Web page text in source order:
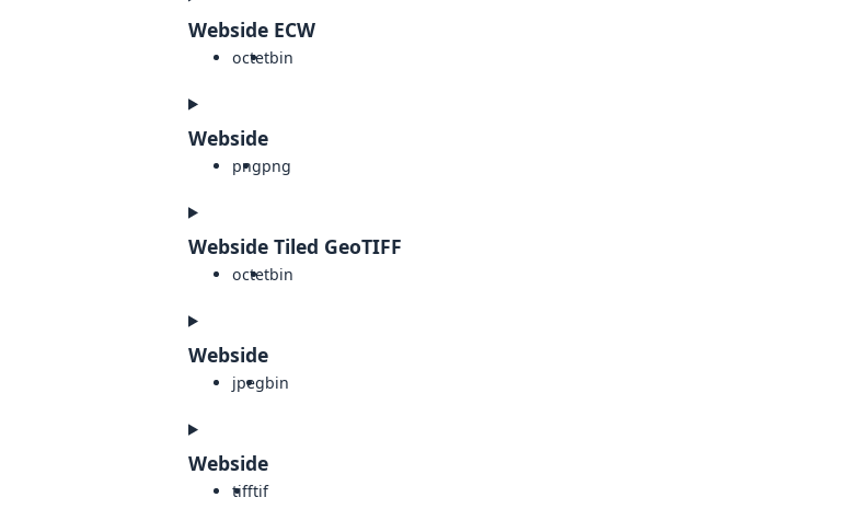
Webside ECW
octetbin
Webside
pngpng
Webside Tiled GeoTIFF
octetbin
Webside
jpegbin
Webside
tifftif